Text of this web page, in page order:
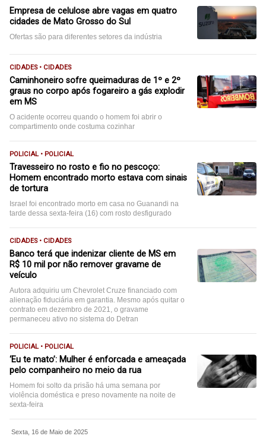
Empresa de celulose abre vagas em quatro
cidades de Mato Grosso do Sul
Ofertas são para diferentes setores da indústria
CIDADES • CIDADES
Caminhoneiro sofre queimaduras de 1º e 2º
graus no corpo após fogareiro a gás explodir
em MS
O acidente ocorreu quando o homem foi abrir o
compartimento onde costuma cozinhar
POLICIAL • POLICIAL
Travesseiro no rosto e fio no pescoço:
Homem encontrado morto estava com sinais
de tortura
Israel foi encontrado morto em casa no Guanandi na
tarde dessa sexta-feira (16) com rosto desfigurado
CIDADES • CIDADES
Banco terá que indenizar cliente de MS em
R$ 10 mil por não remover gravame de
veículo
Autora adquiriu um Chevrolet Cruze financiado com
alienação fiduciária em garantia. Mesmo após quitar o
contrato em dezembro de 2021, o gravame
permaneceu ativo no sistema do Detran
POLICIAL • POLICIAL
‘Eu te mato’: Mulher é enforcada e ameaçada
pelo companheiro no meio da rua
Homem foi solto da prisão há uma semana por
violência doméstica e preso novamente na noite de
sexta-feira
Sexta, 16 de Maio de 2025